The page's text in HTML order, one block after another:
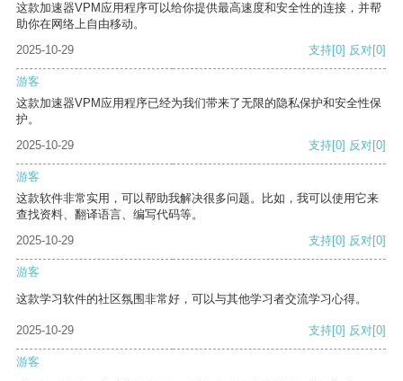
这款加速器VPM应用程序可以给你提供最高速度和安全性的连接，并帮
助你在网络上自由移动。
2025-10-29
支持[0] 反对[0]
游客
这款加速器VPM应用程序已经为我们带来了无限的隐私保护和安全性保
护。
2025-10-29
支持[0] 反对[0]
游客
这款软件非常实用，可以帮助我解决很多问题。比如，我可以使用它来
查找资料、翻译语言、编写代码等。
2025-10-29
支持[0] 反对[0]
游客
这款学习软件的社区氛围非常好，可以与其他学习者交流学习心得。
2025-10-29 支持[0] 反对[0]
游客